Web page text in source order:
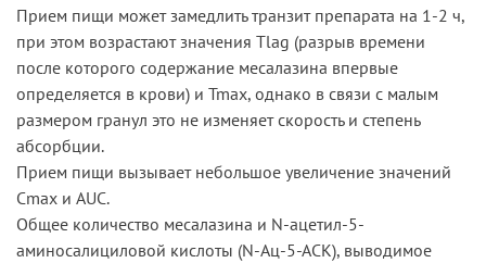
Прием пищи может замедлить транзит препарата на 1-2 ч,
при этом возрастают значения Tlag (разрыв времени
после которого содержание месалазина впервые
определяется в крови) и Tmax, однако в связи с малым
размером гранул это не изменяет скорость и степень
абсорбции.
Прием пищи вызывает небольшое увеличение значений
Cmax и AUC.
Общее количество месалазина и N-ацетил-5-
аминосалициловой кислоты (N-Ац-5-АСК), выводимое